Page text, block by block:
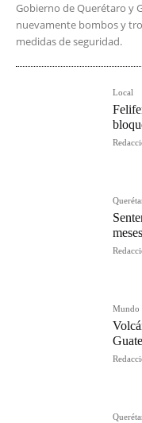
Gobierno de Querétaro y
nuevamente bombos y
medidas de seguridad.
Local
Mundo